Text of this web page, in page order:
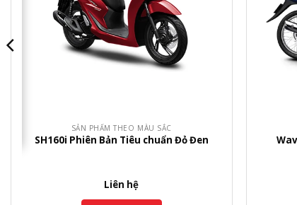
SẢN PHẨM THEO MÀU SẮC
SH160i Phiên Bản Tiêu chuẩn Đỏ Đen
Liên hệ